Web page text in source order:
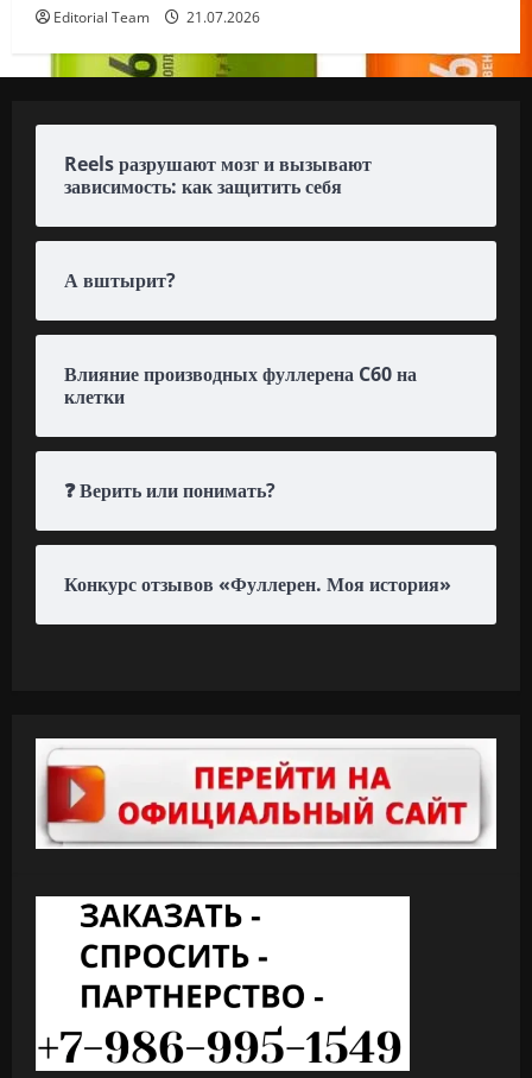
Editorial Team 21.07.2026
Reels разрушают мозг и вызывают
зависимость: как защитить себя
А вштырит?
Влияние производных фуллерена C60 на
клетки
❓ Верить или понимать?
Конкурс отзывов «Фуллерен. Моя история»